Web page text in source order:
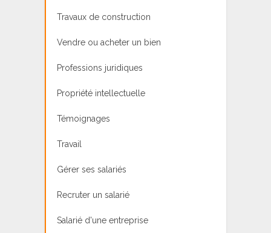
Travaux de construction
Vendre ou acheter un bien
Professions juridiques
Propriété intellectuelle
Témoignages
Travail
Gérer ses salariés
Recruter un salarié
Salarié d'une entreprise